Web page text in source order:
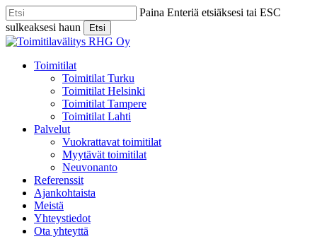
Skip
to
main
content
Paina Enteriä etsiäksesi tai ESC
sulkeaksesi haun
Etsi
Close
Menu
Toimitilat
Toimitilat Turku
Toimitilat Helsinki
Toimitilat Tampere
Toimitilat Lahti
Palvelut
Vuokrattavat toimitilat
Myytävät toimitilat
Neuvonanto
Referenssit
Ajankohtaista
Meistä
Yhteystiedot
Ota yhteyttä